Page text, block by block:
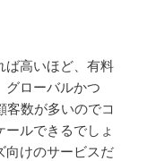
ば高いほど、有料
グローバルかつ
客数が多いのでコ
ルできるでしょ
向けのサービスだ